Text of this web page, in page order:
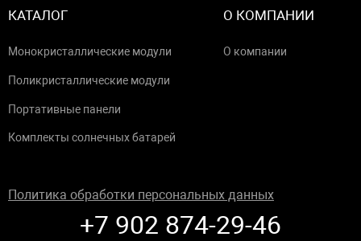
КАТАЛОГ
Монокристаллические модули
Поликристаллические модули
Портативные панели
Комплекты солнечных батарей
О КОМПАНИИ
О компании
Политика обработки персональных данных
+7 902 874-29-46